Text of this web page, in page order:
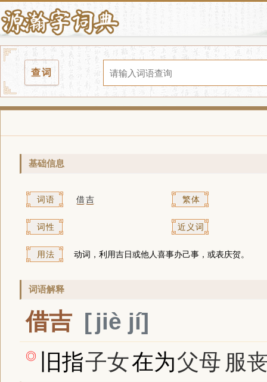
查词
基础信息
词语 借吉 繁体
词性 近义词
用法 动词，利用吉日或他人喜事办己事，或表庆贺。
词语解释
借吉 jiè jí
◎ 旧指子女在为父母 服